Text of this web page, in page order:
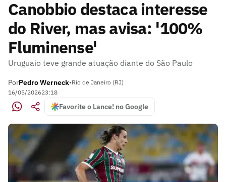
Canobbio destaca interesse
do River, mas avisa: '100%
Fluminense'
Uruguaio teve grande atuação diante do São Paulo
PorPedro Werneck•Rio de Janeiro (RJ)
16/05/202623:18
Favorite o Lance! no Google